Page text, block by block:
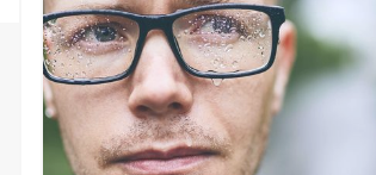
avunannot naapurustoissa ovat
vähentyneet huomattavasti ympäri
Suomen. On kuitenkin monia
helppoja tapoja edistää
yhteisöllisyyttä ja naapuriapua
omassa arjessa. Yhteisöllisyyttä ja
yhteisön hyvinvointia alueellaan